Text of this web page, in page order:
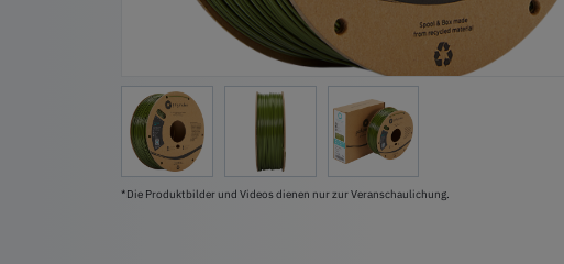
*Die Produktbilder und Videos dienen nur zur Veranschaulichung.